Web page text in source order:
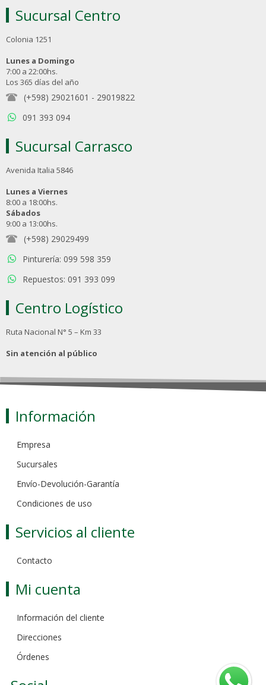
Sucursal Centro
Colonia 1251
Lunes a Domingo
7:00 a 22:00hs.
Los 365 días del año
(+598) 29021601 - 29019822
091 393 094
Sucursal Carrasco
Avenida Italia 5846
Lunes a Viernes
8:00 a 18:00hs.
Sábados
9:00 a 13:00hs.
(+598) 29029499
Pinturería: 099 598 359
Repuestos: 091 393 099
Centro Logístico
Ruta Nacional N° 5 – Km 33
Sin atención al público
Información
Empresa
Sucursales
Envío-Devolución-Garantía
Condiciones de uso
Servicios al cliente
Contacto
Mi cuenta
Información del cliente
Direcciones
Órdenes